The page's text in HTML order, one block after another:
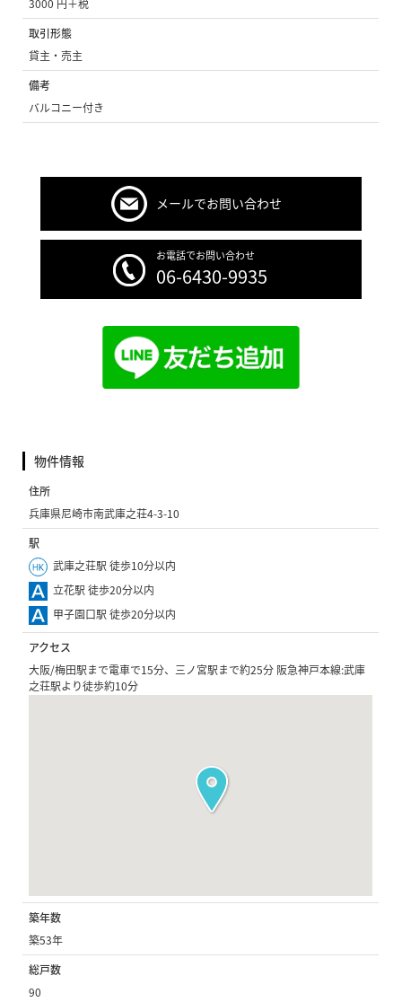
3000 円＋税
取引形態
貸主・売主
備考
バルコニー付き
メールでお問い合わせ
お電話でお問い合わせ
06-6430-9935
物件情報
住所
兵庫県尼崎市南武庫之荘4-3-10
駅
武庫之荘駅 徒歩10分以内
立花駅 徒歩20分以内
甲子園口駅 徒歩20分以内
アクセス
大阪/梅田駅まで電車で15分、三ノ宮駅まで約25分 阪急神戸本線:武庫
之荘駅より徒歩約10分
築年数
築53年
総戸数
90